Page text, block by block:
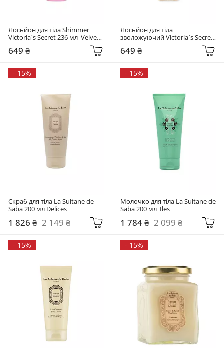
Лосьйон для тіла Shimmer
Victoria`s Secret 236 мл  Velvet
649 ₴
Лосьйон для тіла
зволожуючий Victoria`s Secret
649 ₴
- 15%
Скраб для тіла La Sultane de
Saba 200 мл Delices
1 826 ₴ 2 149 ₴
- 15%
Молочко для тіла La Sultane de
Saba 200 мл  Iles
1 784 ₴ 2 099 ₴
- 15% - 15%